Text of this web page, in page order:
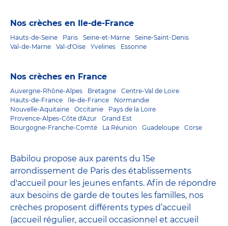
Nos crèches en Ile-de-France
Hauts-de-Seine Paris Seine-et-Marne
Seine-Saint-Denis
Val-de-Marne
Val-d'Oise Yvelines Essonne
Nos crèches en France
Auvergne-Rhône-Alpes Bretagne
Centre-Val de Loire
Hauts-de-France
Ile-de-France
Normandie
Nouvelle-Aquitaine
Occitanie
Pays de la Loire
Provence-Alpes-Côte d'Azur
Grand Est
Bourgogne-Franche-Comté
La Réunion Guadeloupe Corse
Babilou propose aux parents du 15e
arrondissement de Paris des établissements
d'accueil pour les jeunes enfants. Afin de répondre
aux besoins de garde de toutes les familles, nos
crèches proposent différents types d’accueil
(accueil régulier, accueil occasionnel et accueil